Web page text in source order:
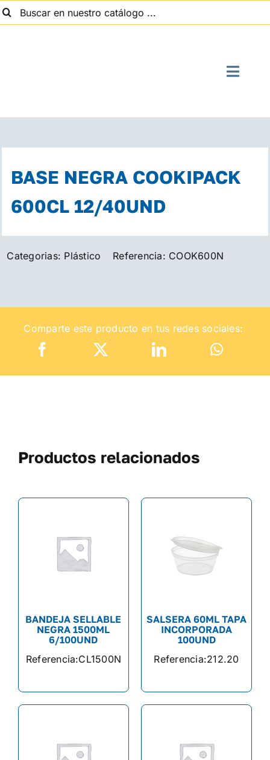
Saltar
al
Toggle
BASE NEGRA COOKIPACK
600CL 12/40UND
Categorias: Plástico Referencia: COOK600N
Comparte este producto en tus redes sociales:
Productos relacionados
BANDEJA SELLABLE
NEGRA 1500ML
6/100UND
Referencia:CL1500N
SALSERA 60ML TAPA
INCORPORADA
100UND
Referencia:212.20